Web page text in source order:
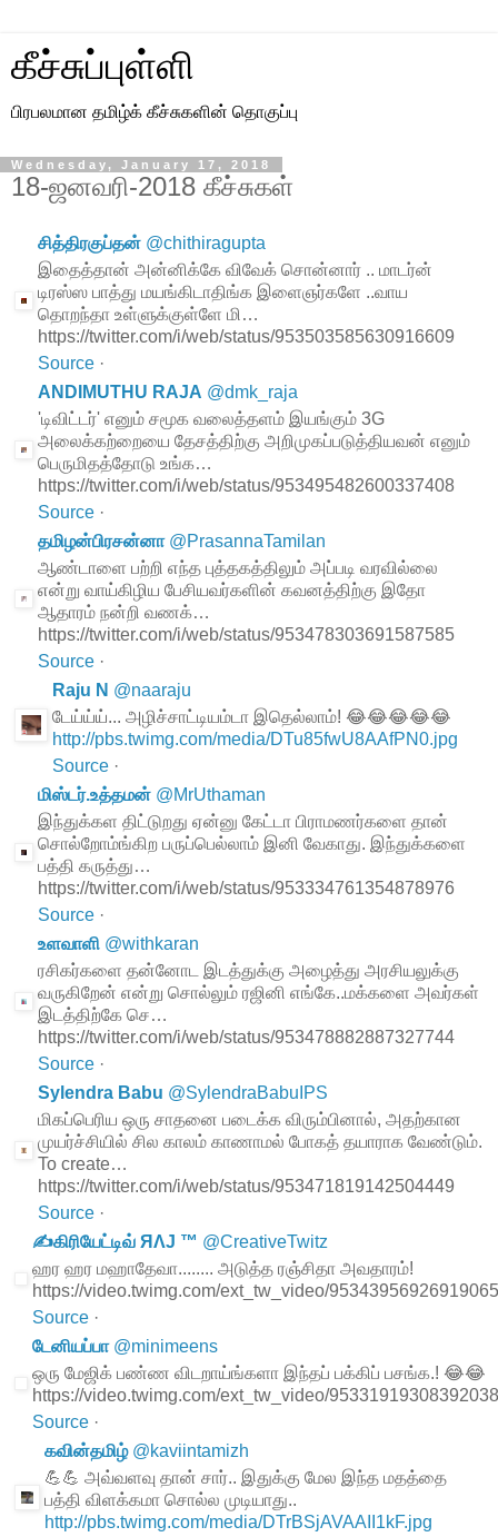
கீச்சுப்புள்ளி
பிரபலமான தமிழ்க் கீச்சுகளின் தொகுப்பு
Wednesday, January 17, 2018
18-ஜனவரி-2018 கீச்சுகள்
சித்திரகுப்தன் @chithiragupta
இதைத்தான் அன்னிக்கே விவேக் சொன்னார் .. மாடர்ன்
டிரஸ்ஸ பாத்து மயங்கிடாதிங்க இளைஞர்களே ..வாய
தொறந்தா உள்ளுக்குள்ளே மி…
https://twitter.com/i/web/status/953503585630916609
Source ·
ANDIMUTHU RAJA @dmk_raja
'டிவிட்டர்' எனும் சமூக வலைத்தளம் இயங்கும் 3G
அலைக்கற்றையை தேசத்திற்கு அறிமுகப்படுத்தியவன் எனும்
பெருமிதத்தோடு உங்க…
https://twitter.com/i/web/status/953495482600337408
Source ·
தமிழன்பிரசன்னா @PrasannaTamilan
ஆண்டாளை பற்றி எந்த புத்தகத்திலும் அப்படி வரவில்லை
என்று வாய்கிழிய பேசியவர்களின் கவனத்திற்கு இதோ
ஆதாரம் நன்றி வணக்…
https://twitter.com/i/web/status/953478303691587585
Source ·
Raju N @naaraju
டேய்ய்ய்... அழிச்சாட்டியம்டா இதெல்லாம்! 😂😂😂😂😂
http://pbs.twimg.com/media/DTu85fwU8AAfPN0.jpg
Source ·
மிஸ்டர்.உத்தமன் @MrUthaman
இந்துக்கள திட்டுறது ஏன்னு கேட்டா பிராமணர்களை தான்
சொல்றோம்ங்கிற பருப்பெல்லாம் இனி வேகாது. இந்துக்களை
பத்தி கருத்து…
https://twitter.com/i/web/status/953334761354878976
Source ·
உளவாளி @withkaran
ரசிகர்களை தன்னோட இடத்துக்கு அழைத்து அரசியலுக்கு
வருகிறேன் என்று சொல்லும் ரஜினி எங்கே..மக்களை அவர்கள்
இடத்திற்கே செ…
https://twitter.com/i/web/status/953478882887327744
Source ·
Sylendra Babu @SylendraBabuIPS
மிகப்பெரிய ஒரு சாதனை படைக்க விரும்பினால், அதற்கான
முயர்ச்சியில் சில காலம் காணாமல் போகத் தயாராக வேண்டும்.
To create…
https://twitter.com/i/web/status/953471819142504449
Source ·
✍கிரியேட்டிவ் ЯΛJ ™ @CreativeTwitz
ஹர ஹர மஹாதேவா........ அடுத்த ரஞ்சிதா அவதாரம்!
https://video.twimg.com/ext_tw_video/
Source ·
டேனியப்பா @minimeens
ஒரு மேஜிக் பண்ண விடறாய்ங்களா இந்தப் பக்கிப் பசங்க.! 😂😂
https://video.twimg.com/ext_tw_video/
Source ·
கவின்தமிழ் @kaviintamizh
💪💪 அவ்வளவு தான் சார்.. இதுக்கு மேல இந்த மதத்தை
பத்தி விளக்கமா சொல்ல முடியாது..
http://pbs.twimg.com/media/DTrBSjAVAAII1kF.jpg